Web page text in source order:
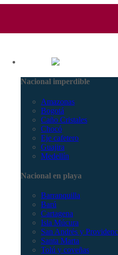
Nacional imperdible
Amazonas
Bogotá
Caño Cristales
Chocó
Eje cafetero
Guajira
Medellín
Nacional en playa
Barranquilla
Barú
Cartagena
Isla Múcura
San Andrés y
Santa Marta
Tolú y coveñas